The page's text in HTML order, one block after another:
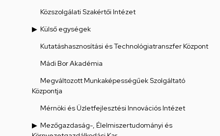
Közszolgálati Szakértői Intézet
Külső egységek
Kutatáshasznosítási és Technológiatranszfer Központ
Mádi Bor Akadémia
Megváltozott Munkaképességűek Szolgáltató
Központja
Mérnöki és Üzletfejlesztési Innovációs Intézet
Mezőgazdaság-, Élelmiszertudományi és